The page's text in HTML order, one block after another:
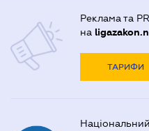
Реклама та PR
на
ТАРИФИ